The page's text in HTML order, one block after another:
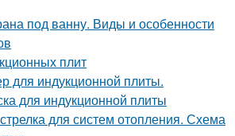
под ванну. Виды и особенности
плит
для индукционной плиты.
для индукционной плиты
для систем отопления. Схема